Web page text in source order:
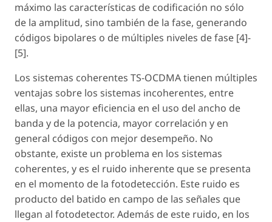
máximo las características de codificación no sólo
de la amplitud, sino también de la fase, generando
códigos bipolares o de múltiples niveles de fase [4]-
[5].
Los sistemas coherentes TS-OCDMA tienen múltiples
ventajas sobre los sistemas incoherentes, entre
ellas, una mayor eficiencia en el uso del ancho de
banda y de la potencia, mayor correlación y en
general códigos con mejor desempeño. No
obstante, existe un problema en los sistemas
coherentes, y es el ruido inherente que se presenta
en el momento de la fotodetección. Este ruido es
producto del batido en campo de las señales que
llegan al fotodetector. Además de este ruido, en los